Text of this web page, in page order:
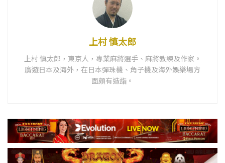
上村 慎太郎
上村 慎太郎，東京人，專業麻將選手、麻將教練及作家。
廣遊日本及海外，在日本彈珠機、角子機及海外娛樂場方
面頗有造詣。